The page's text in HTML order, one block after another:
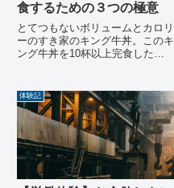
食するための３つの極意
とてつもないボリュームとカロリ
ーのすき家のキング牛丼。このキ
ング牛丼を10杯以上完食したこ
す。
体験記